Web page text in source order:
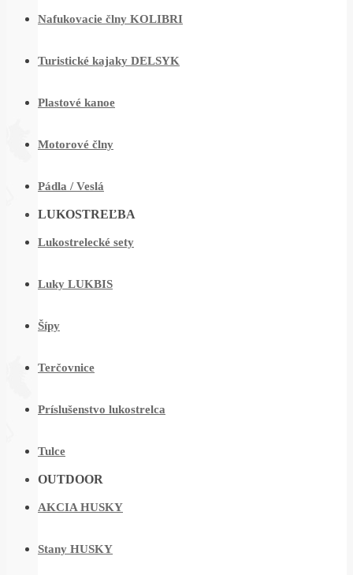
Nafukovacie člny KOLIBRI
Turistické kajaky DELSYK
Plastové kanoe
Motorové člny
Pádla / Veslá
LUKOSTREĽBA
Lukostrelecké sety
Luky LUKBIS
Šípy
Terčovnice
Príslušenstvo lukostrelca
Tulce
OUTDOOR
AKCIA HUSKY
Stany HUSKY